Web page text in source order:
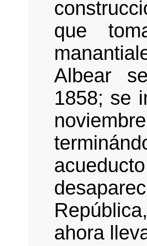
que
Albear
1858; se
ahora